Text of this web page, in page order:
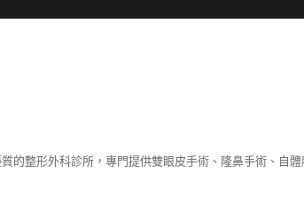
的整形外科診所，專門提供雙眼皮手術、隆鼻手術、自